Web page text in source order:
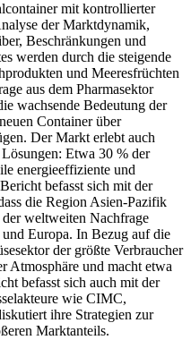
mit kontrollierter
der Marktdynamik,
Beschränkungen und
werden durch die steigende
und Meeresfrüchten
aus dem Pharmasektor
wachsende Bedeutung der
Container über
Der Markt erlebt auch
Etwa 30 % der
energieeffiziente und
befasst sich mit der
die Region Asien-Pazifik
weltweiten Nachfrage
Europa. In Bezug auf die
der größte Verbraucher
Atmosphäre und macht etwa
befasst sich auch mit der
wie CIMC,
ihre Strategien zur
Marktanteils.